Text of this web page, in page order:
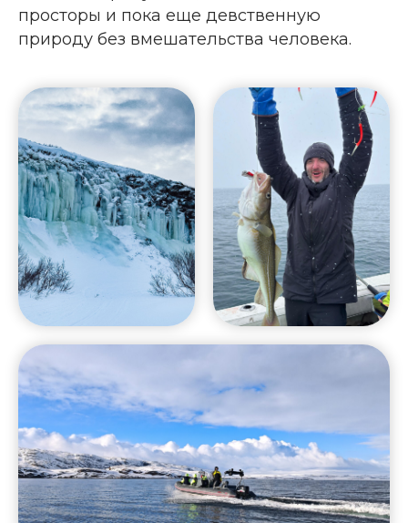
просторы и пока еще девственную
природу без вмешательства человека.